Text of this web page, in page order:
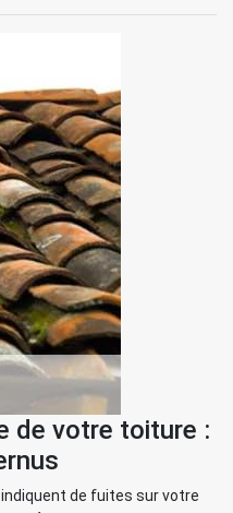
de votre toiture :
de fuites sur votre